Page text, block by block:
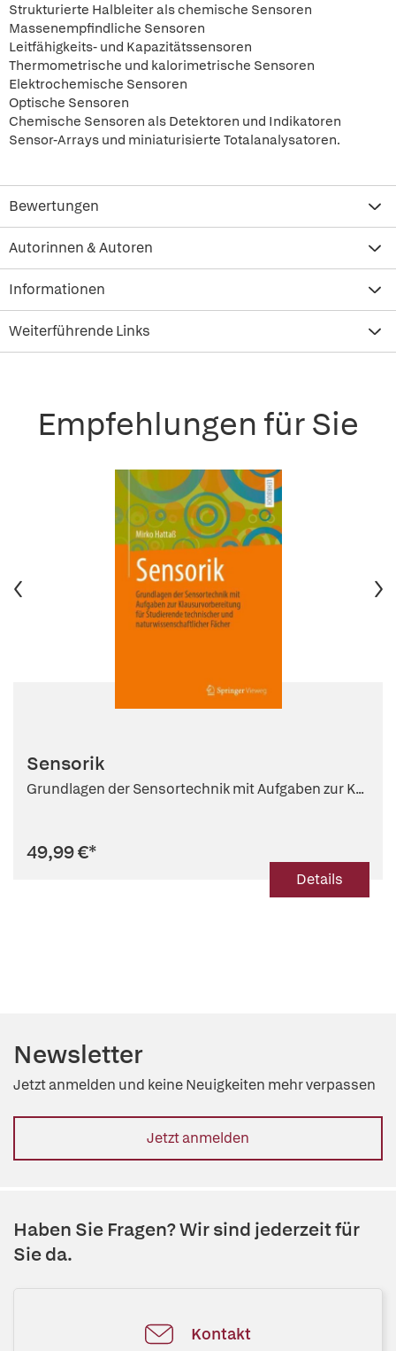
Strukturierte Halbleiter als chemische Sensoren
Massenempfindliche Sensoren
Leitfähigkeits- und Kapazitätssensoren
Thermometrische und kalorimetrische Sensoren
Elektrochemische Sensoren
Optische Sensoren
Chemische Sensoren als Detektoren und Indikatoren
Sensor-Arrays und miniaturisierte Totalanalysatoren.
Bewertungen
Autorinnen & Autoren
Informationen
Weiterführende Links
Empfehlungen für Sie
Sensorik
Grundlagen der Sensortechnik mit Aufgaben zur K...
49,99 €*
Details
Newsletter
Jetzt anmelden und keine Neuigkeiten mehr verpassen
Jetzt anmelden
Haben Sie Fragen? Wir sind jederzeit für
Sie da.
Kontakt